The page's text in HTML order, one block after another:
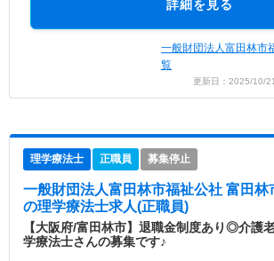
詳細を見る
一般財団法人富田林市
覧
更新日：2025/10/
理学療法士 正職員 募集停止
一般財団法人富田林市福祉公社 富田林
の理学療法士求人(正職員)
【大阪府/富田林市】退職金制度あり◎介護
学療法士さんの募集です♪